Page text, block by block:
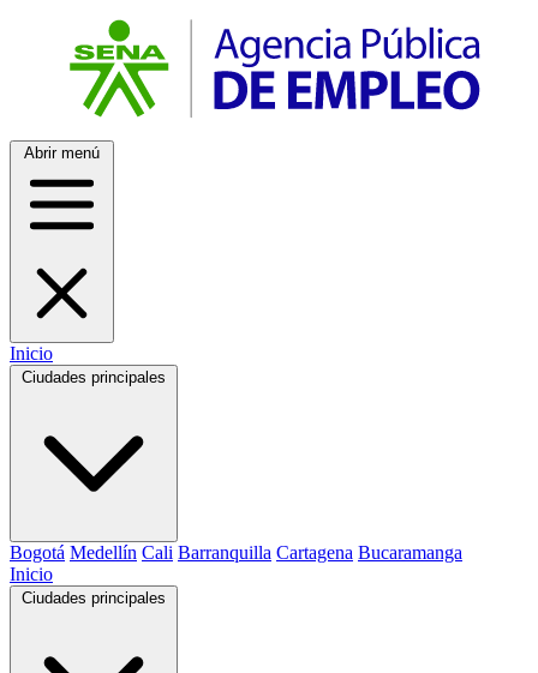
Abrir menú
Inicio
Bogotá Medellín Cali Barranquilla Cartagena Bucaramanga
Inicio